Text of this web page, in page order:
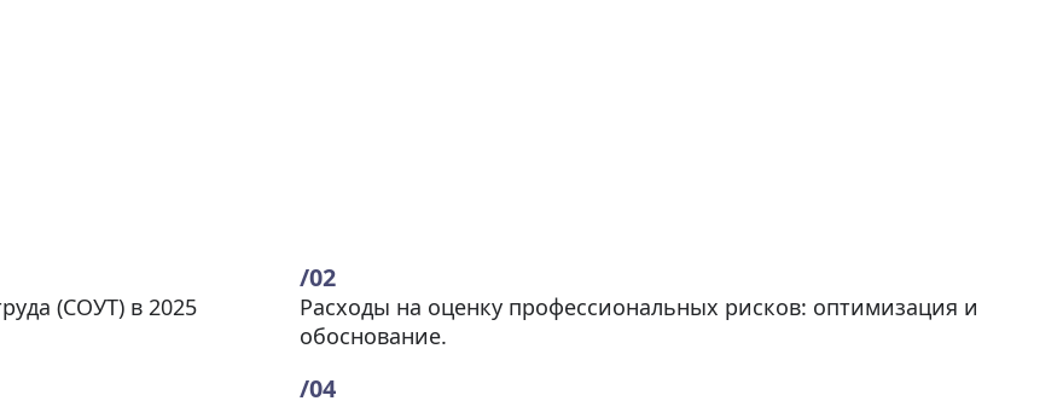
(СОУТ) в 2025
Расходы на оценку профессиональных рисков: оптимизация и
обоснование.